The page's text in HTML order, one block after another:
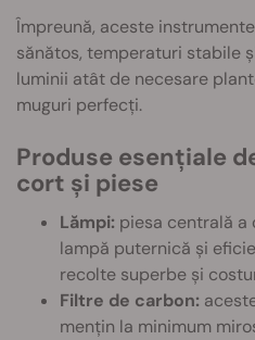
Împreună, aceste
sănătos, temperaturi stabile
luminii atât de necesare
muguri perfecți.
Produse esențiale
cort și piese
Lămpi: piesa centrală a
lampă puternică și
recolte superbe și
Filtre de carbon:
mențin la minimum